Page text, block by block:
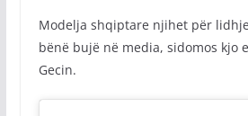
Modelja shqiptare njihet për
bënë bujë në media, sidomos kjo
Gecin.